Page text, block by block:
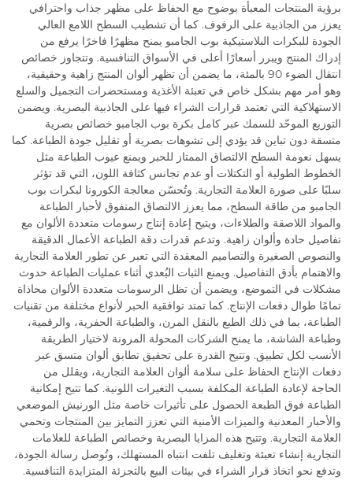
برؤية المنتجات المعبأة بوضوح مع الحفاظ على مظهر جذاب واحترافي
يعزز من الجاذبية على الرفوف. كما أن تشطيب السطح اللامع العالي
الجودة للبكرات البلاستيكية بوب الجامبو يمنح مظهرًا فاخرًا يرفع من
إدراك المنتج ويبرر أسعارًا أعلى في الأسواق التنافسية. وتتجاوز خصائص
انتقال الضوء 90 بالمئة، ما يضمن أن تظهر ألوان المنتج زاهية وحقيقية،
وهو أمر مهم بشكل خاص في تعبئة الأغذية ومستحضرات التجميل والسلع
الاستهلاكية التي تعتمد قرارات الشراء فيها على الجاذبية البصرية. ويضمن
التوزيع الموحّد للسمك عبر كامل بكرة بوب الجامبو خصائص بصرية
متسقة دون تباين قد يؤدي إلى تشوهات بصرية أو تقليل جودة الطباعة. كما
يسهل نعومة السطح الالتصاق الممتاز للحبر ويمنع عيوب الطباعة مثل
الخطوط الطولية أو التكتلات أو عدم تجانس كثافة اللون، التي قد تؤثر
سلبًا على صورة العلامة التجارية. وتُحسّن معالجة الكورونا لبكرات بوب
الجامبو من طاقة السطح، مما يعزز الالتصاق المتفوق لأحبار الطباعة
والمواد اللاصقة والطلاءات، ويتيح إعادة إنتاج رسومات متعددة الألوان مع
تفاصيل حادة وألوان زاهية. وتدعم قدرات دقة الطباعة الأعمال الدقيقة
والنصوص الصغيرة والتصاميم المعقدة التي تعبر عن تطور العلامة التجارية
والاهتمام بأدق التفاصيل. ويمنع الثبات البُعدي أثناء عمليات الطباعة حدوث
مشكلات في التموضع، ويضمن أن تظل الرسومات متعددة الألوان محاذاة
تمامًا طوال دفعات الإنتاج. كما تمتد توافقية الحبر لأنواع مختلفة من تقنيات
الطباعة، بما في ذلك الطبع بالنقل المرن، والطباعة الحفرية، والرقمية،
وطباعة الشاشة، ما يمنح الشركات المحولة المرونة لاختيار الطريقة
الأنسب لكل تطبيق. وتتيح القدرة على تحقيق تطابق ألوان متسق عبر
دفعات الإنتاج الحفاظ على سلامة ألوان العلامة التجارية، ويقلل من
الحاجة لإعادة الطباعة المكلفة بسبب التغيرات اللونية. كما تتيح إمكانية
الطباعة فوق الطبعة الحصول على تأثيرات خاصة مثل الورنيش الموضعي
والأحبار المعدنية والميزات الأمنية التي تعزز التمايز بين المنتجات وتحمي
العلامة التجارية. وتتيح هذه المزايا البصرية وخصائص الطباعة للعلامات
التجارية إنشاء تعبئة وتغليف تلفت انتباه المستهلك، وتُوصل رسالة الجودة،
وتدفع نحو اتخاذ قرار الشراء في بيئات البيع بالتجزئة المتزايدة التنافسية.